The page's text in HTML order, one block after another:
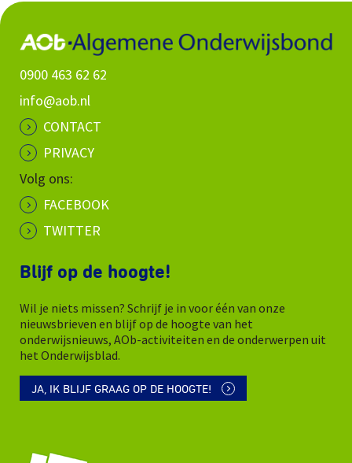
0900 463 62 62
info@aob.nl
CONTACT
PRIVACY
Volg ons:
FACEBOOK
TWITTER
Blijf op de hoogte!
Wil je niets missen? Schrijf je in voor één van onze
nieuwsbrieven en blijf op de hoogte van het
onderwijsnieuws, AOb-activiteiten en de onderwerpen uit
het Onderwijsblad.
JA, IK BLIJF GRAAG OP DE HOOGTE!